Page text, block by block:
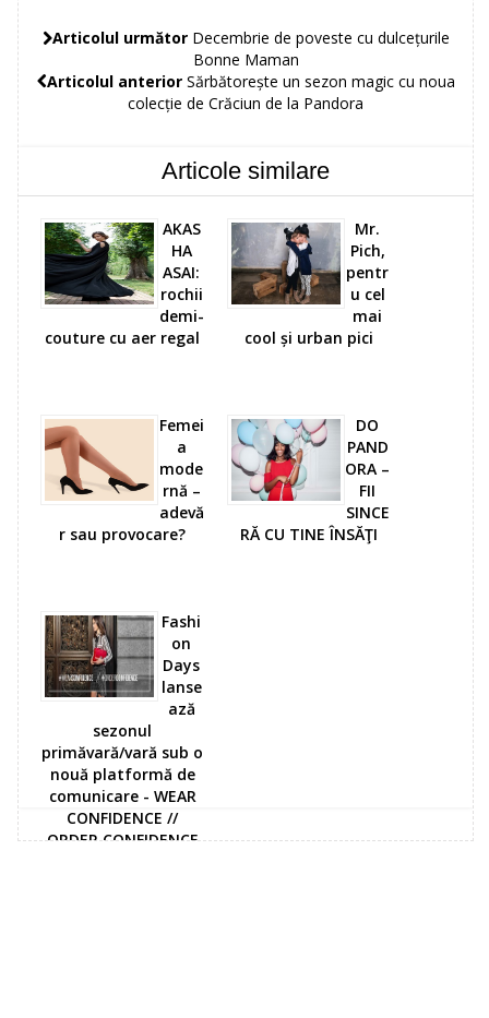
Articolul următor Decembrie de poveste cu dulcețurile
Bonne Maman
Articolul anterior Sărbătorește un sezon magic cu noua
colecție de Crăciun de la Pandora
Articole similare
AKAS
HA
ASAI:
rochii
demi-
couture cu aer regal
Mr.
Pich,
pentr
u cel
mai
cool și urban pici
Femei
a
mode
rnă –
adevă
r sau provocare?
DO
PAND
ORA –
FII
SINCE
RĂ CU TINE ÎNSĂŢI
Fashi
on
Days
lanse
ază
sezonul
primăvară/vară sub o
nouă platformă de
comunicare - WEAR
CONFIDENCE //
ORDER CONFIDENCE